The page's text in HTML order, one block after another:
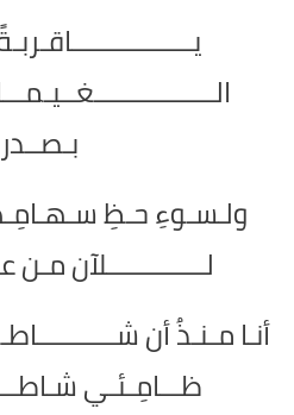
ولـسـوءِ حـظِ
لــــــــــــــلآن
أنـا مـنـذُ أن
ظـــامِـئـي